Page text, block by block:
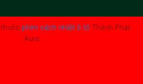
phim cách nhiệt ô tô Thành Phát
Auto.